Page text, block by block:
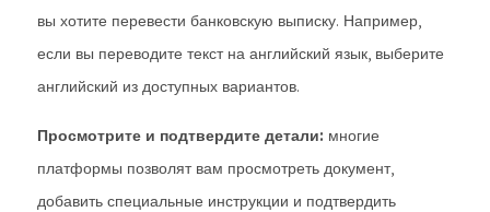
вы хотите перевести банковскую выписку. Например,
если вы переводите текст на английский язык, выберите
английский из доступных вариантов.
Просмотрите и подтвердите детали: многие
платформы позволят вам просмотреть документ,
добавить специальные инструкции и подтвердить